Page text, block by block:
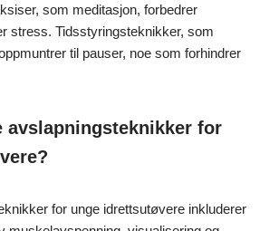
som meditasjon, forbedrer
stress. Tidsstyringsteknikker, som
til pauser, noe som forhindrer
avslapningsteknikker for
for unge idrettsutøvere inkluderer